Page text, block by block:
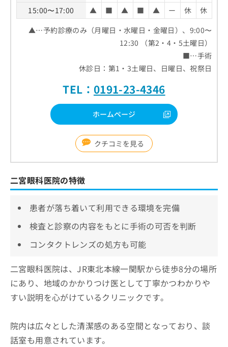
15:00〜17:00
▲ ■ ▲ ■ ▲ ー 休
休
▲…予約診療のみ（月曜日・水曜日・金曜日）、9:00〜
12:30 （第2・4・5土曜日）
■…手術
休診日：第1・3土曜日、日曜日、祝祭日
TEL： 0191-23-4346
ホームページ
クチコミを見る
二宮眼科医院の特徴
患者が落ち着いて利用できる環境を完備
検査と診察の内容をもとに手術の可否を判断
コンタクトレンズの処方も可能
二宮眼科医院は、JR東北本線一関駅から徒歩8分の場所
にあり、地域のかかりつけ医として丁寧かつわかりや
すい説明を心がけているクリニックです。
院内は広々とした清潔感のある空間となっており、談
話室も用意されています。